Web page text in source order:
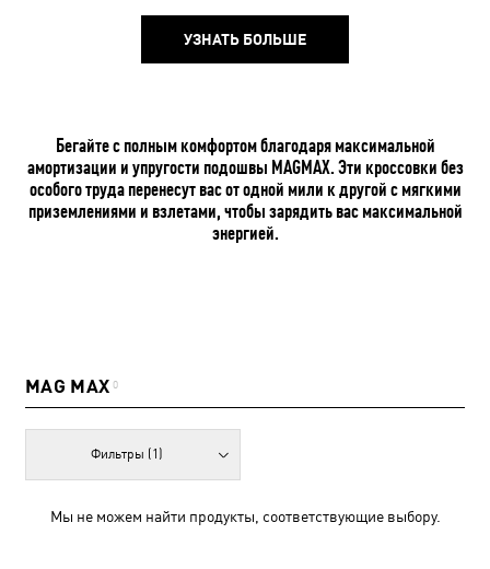
УЗНАТЬ БОЛЬШЕ
Бегайте с полным комфортом благодаря максимальной
амортизации и упругости подошвы MAGMAX. Эти кроссовки без
особого труда перенесут вас от одной мили к другой с мягкими
приземлениями и взлетами, чтобы зарядить вас максимальной
энергией.
MAG MAX 0
Фильтры (1)
Мы не можем найти продукты, соответствующие выбору.